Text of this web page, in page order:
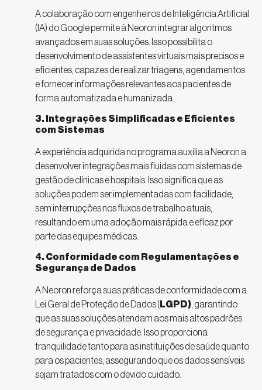
A colaboração com engenheiros de Inteligência Artificial
(IA) do Google permite à Neoron integrar algoritmos
avançados em suas soluções. Isso possibilita o
desenvolvimento de assistentes virtuais mais precisos e
eficientes, capazes de realizar triagens, agendamentos
e fornecer informações relevantes aos pacientes de
forma automatizada e humanizada.
3. Integrações Simplificadas e Eficientes
com Sistemas
A experiência adquirida no programa auxilia a Neoron a
desenvolver integrações mais fluidas com sistemas de
gestão de clínicas e hospitais. Isso significa que as
soluções podem ser implementadas com facilidade,
sem interrupções nos fluxos de trabalho atuais,
resultando em uma adoção mais rápida e eficaz por
parte das equipes médicas.
4. Conformidade com Regulamentações e
Segurança de Dados
A Neoron reforça suas práticas de conformidade com a
Lei Geral de Proteção de Dados ( LGPD), garantindo
que as suas soluções atendam aos mais altos padrões
de segurança e privacidade. Isso proporciona
tranquilidade tanto para as instituições de saúde quanto
para os pacientes, assegurando que os dados sensíveis
sejam tratados com o devido cuidado.